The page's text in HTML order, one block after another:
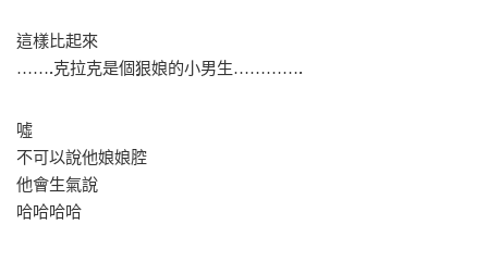
這樣比起來
…….克拉克是個狠娘的小男生………….
噓
不可以說他娘娘腔
他會生氣說
哈哈哈哈